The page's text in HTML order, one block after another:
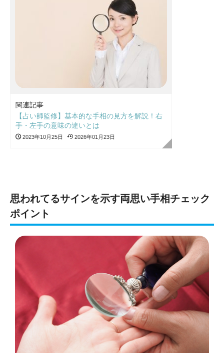
関連記事
【占い師監修】基本的な手相の見方を解説！右
手・左手の意味の違いとは
2023年10月25日 2026年01月23日
思われてるサインを示す両思い手相チェック
ポイント